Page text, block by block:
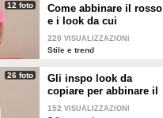
12 foto
Come abbinare il rosso
e i look da cui
prendere ispirazione
220 VISUALIZZAZIONI
Stile e trend
26 foto
Gli inspo look da
copiare per abbinare il
giallo
152 VISUALIZZAZIONI